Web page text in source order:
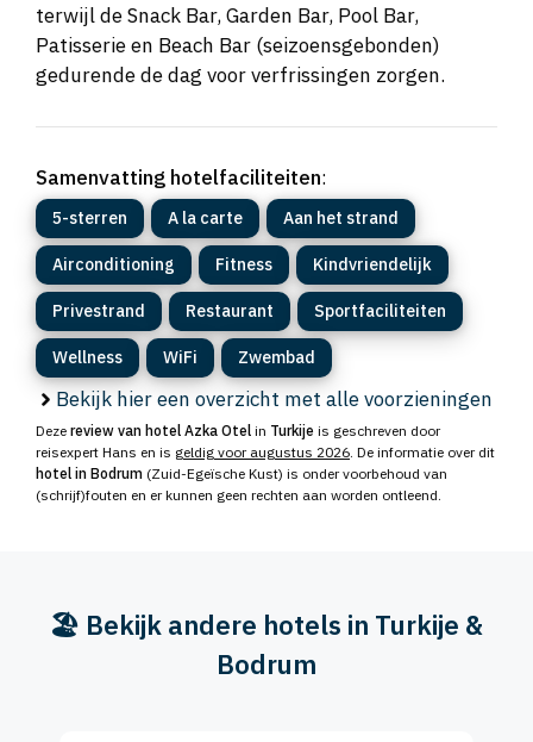
terwijl de Snack Bar, Garden Bar, Pool Bar,
Patisserie en Beach Bar (seizoensgebonden)
gedurende de dag voor verfrissingen zorgen.
Samenvatting hotelfaciliteiten:
5-sterren A la carte Aan het strand
Airconditioning Fitness Kindvriendelijk
Privestrand Restaurant Sportfaciliteiten
Wellness WiFi Zwembad
Bekijk hier een overzicht met alle voorzieningen
Deze review van hotel Azka Otel in Turkije is geschreven door
reisexpert Hans en is geldig voor augustus 2026 . De informatie over dit
hotel in Bodrum (Zuid-Egeïsche Kust) is onder voorbehoud van
(schrijf)fouten en er kunnen geen rechten aan worden ontleend.
🏖️ Bekijk andere hotels in Turkije &
Bodrum